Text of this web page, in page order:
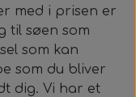
med i prisen er
til søen som
som kan
som du bliver
dig. Vi har et